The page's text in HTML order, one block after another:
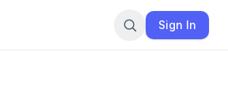
Sign In